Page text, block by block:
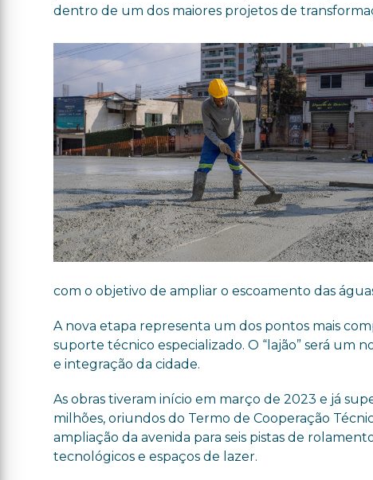
dentro de um dos maiores projetos de
com o objetivo de ampliar o escoamento das
A nova etapa representa um dos pontos mais
suporte técnico especializado. O “lajão” será um
e integração da cidade.
As obras tiveram início em março de 2023 e já
milhões, oriundos do Termo de Cooperação
ampliação da avenida para seis pistas de
tecnológicos e espaços de lazer.